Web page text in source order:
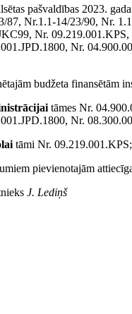
pašvaldības 2023.
87, Nr.1.1-14/23/90, Nr.
Nr.
Nr.
budžeta finansētām
tāmes Nr.
Nr.
tāmi Nr. 09.219.001.KPS;
pievienotajām
J. Lediņš